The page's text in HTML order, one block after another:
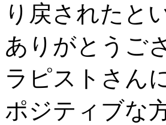
り戻されたと
ありがとうご
ラピストさん
ポジティブな